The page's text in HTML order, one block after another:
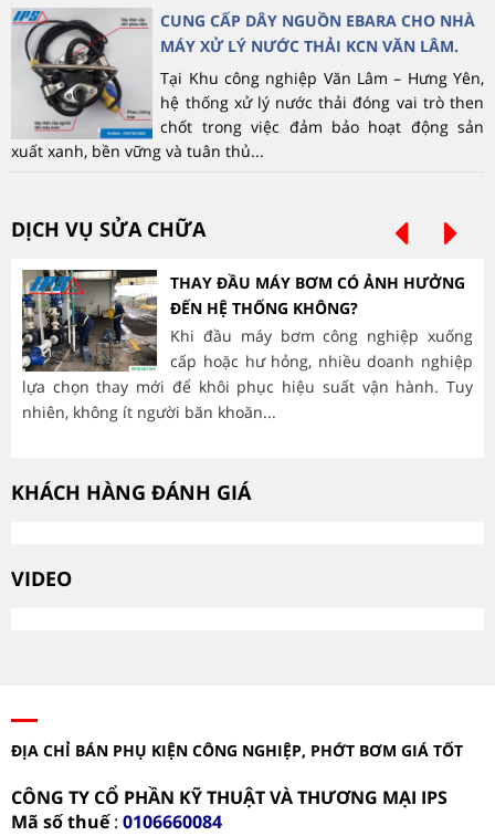
CUNG CẤP DÂY NGUỒN EBARA CHO NHÀ
MÁY XỬ LÝ NƯỚC THẢI KCN VĂN LÂM.
Tại Khu công nghiệp Văn Lâm – Hưng Yên,
hệ thống xử lý nước thải đóng vai trò then
chốt trong việc đảm bảo hoạt động sản
xuất xanh, bền vững và tuân thủ...
DỊCH VỤ SỬA CHỮA
THAY ĐẦU MÁY BƠM CÓ ẢNH HƯỞNG
ĐẾN HỆ THỐNG KHÔNG?
Khi đầu máy bơm công nghiệp xuống
cấp hoặc hư hỏng, nhiều doanh nghiệp
lựa chọn thay mới để khôi phục hiệu suất vận hành. Tuy
nhiên, không ít người băn khoăn...
KHÁCH HÀNG ĐÁNH GIÁ
VIDEO
ĐỊA CHỈ BÁN PHỤ KIỆN CÔNG NGHIỆP, PHỚT BƠM GIÁ TỐT
CÔNG TY CỔ PHẦN KỸ THUẬT VÀ THƯƠNG MẠI IPS
Mã số thuế: 0106660084